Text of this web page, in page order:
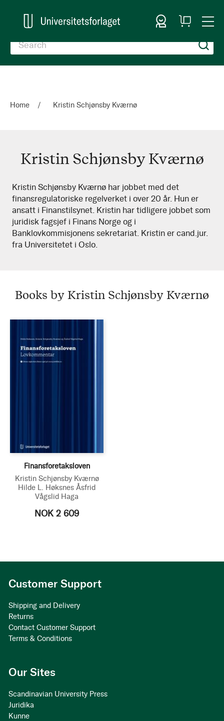
Sign In
My
Cart
Home Kristin Schjønsby Kværnø
Kristin Schjønsby Kværnø
Kristin
Schjønsby
Kværnø
Kristin Schjønsby Kværnø har jobbet med det
finansregulatoriske regelverket i over 20 år. Hun er
ansatt i Finanstilsynet. Kristin har tidligere jobbet som
juridisk fagsjef i Finans Norge og i
Banklovkommisjonens sekretariat. Kristin er cand.jur.
fra Universitetet i Oslo.
Books by Kristin Schjønsby Kværnø
Finansforetaksloven
Kristin Schjønsby Kværnø
Hilde L. Høksnes Åsfrid
Vågslid Haga
NOK 2 609
Customer Support
Shipping and Delivery
Returns
Contact Customer Support
Terms & Conditions
Our Sites
Scandinavian University Press
Juridika
Kunne